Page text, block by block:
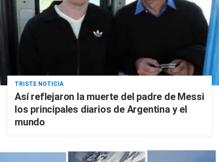
TRISTE NOTICIA
Así reflejaron la muerte del padre de Messi
los principales diarios de Argentina y el
mundo